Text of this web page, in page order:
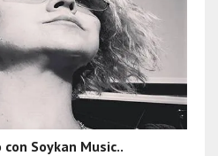
Soykan Music..